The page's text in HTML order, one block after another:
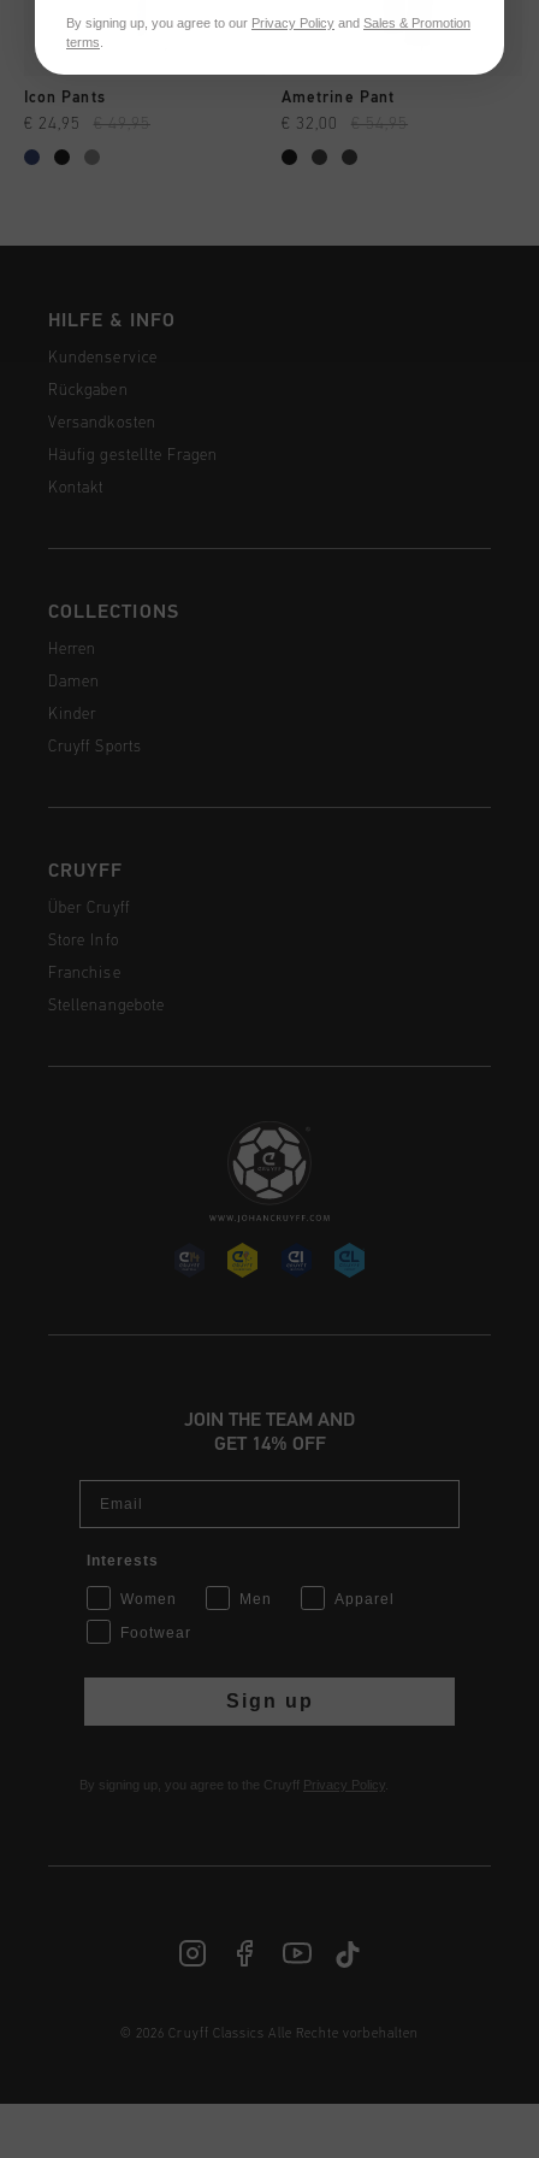
DE | € EUR
Icon Pants
€ 24,95 € 49,95
Ametrine Pant
€ 32,00 € 54,95
HILFE & INFO
Kundenservice
Rückgaben
Versandkosten
Häufig gestellte Fragen
Kontakt
COLLECTIONS
Herren
Damen
Kinder
Cruyff Sports
CRUYFF
Über Cruyff
Store Info
Franchise
Stellenangebote
JOIN THE TEAM AND
GET 14% OFF
Interests
Women Men
Apparel
Footwear
Sign up
By signing up, you agree to the Cruyff Privacy Policy
© 2026 Cruyff Classics Alle Rechte vorbehalten
By signing up, you agree to our Privacy Policy and Sales & Promotion
terms